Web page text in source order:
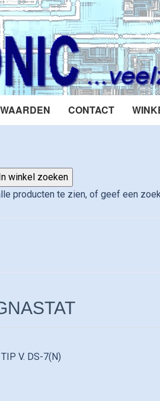
CONTACT
producten te zien, of geef een
V. DS-7(N)